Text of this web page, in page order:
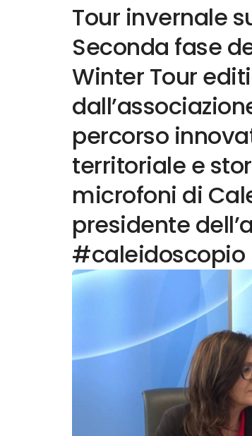
Tour invernale
Seconda fase
Winter Tour
percorso
territoriale e
microfoni di
presidente
#caleidoscopio